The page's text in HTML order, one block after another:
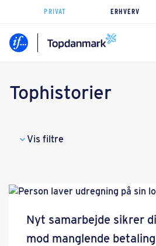
PRIVAT ERHVERV
Tophistorier
Vis filtre
Nyt samarbejde sikrer
mod manglende betaling